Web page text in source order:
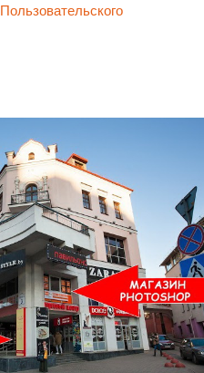
Пользовательского